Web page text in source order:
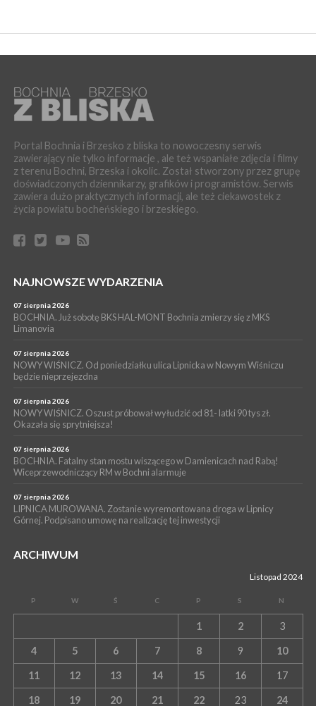
WYDARZENIA
06 sierpnia 2026
BORZĘCIN. Już w najbliższy weekend XIX Borzęckie Święto
PIELGRZYMKA 2026
05 sierpnia 2026
Z BOCHNI NA JASNĄ GÓRĘ. Drugi dzień wędrówki [ZDJĘCIA]
WYDARZENIA
NASZ NEWS. Powstał Komitet Ochrony Ładu
Przestrzennego Miasta Bochnia. To odpowiedź na działania
WYDARZENIA
LIPNICA MUROWANA. Na święcie gminy zagra zespół Kombi
[PROGRAM]
05 sierpnia 2026
GMINA DRWINIA. 45 dzieci będzie się uczyć pływać. Zajęcia
ruszą we wrześniu
Portal Bochnia i Brzesko z bliska to nowoczesny serwis
zawierający nie tylko informacje , ale też wspaniałe zdjęcia i filmy
z terenu Bochni, Brzeska i okolic. Został stworzony przez grupę
doświadczonych dziennikarzy, grafików i programistów. Serwis
zawiera dużo praktycznych informacji, ale też ciekawostek z
życia powiatu bocheńskiego i brzeskiego.
NAJNOWSZE WYDARZENIA
07 sierpnia 2026
BOCHNIA. Już sobotę BKS HAL-MONT Bochnia zmierzy się z MKS
Limanovia
07 sierpnia 2026
NOWY WIŚNICZ. Od poniedziałku ulica Lipnicka w Nowym Wiśniczu
będzie nieprzejezdna
07 sierpnia 2026
NOWY WIŚNICZ. Oszust próbował wyłudzić od 81- latki 90 tys zł.
Okazała się sprytniejsza!
07 sierpnia 2026
BOCHNIA. Fatalny stan mostu wiszącego w Damienicach nad Rabą!
Wiceprzewodniczący RM w Bochni alarmuje
07 sierpnia 2026
LIPNICA MUROWANA. Zostanie wyremontowana droga w Lipnicy
Górnej. Podpisano umowę na realizację tej inwestycji
ARCHIWUM
Listopad 2024
P W Ś C P S N
1 2 3
4 5 6 7 8 9 10
11 12 13 14 15 16 17
18 19 20 21 22 23 24